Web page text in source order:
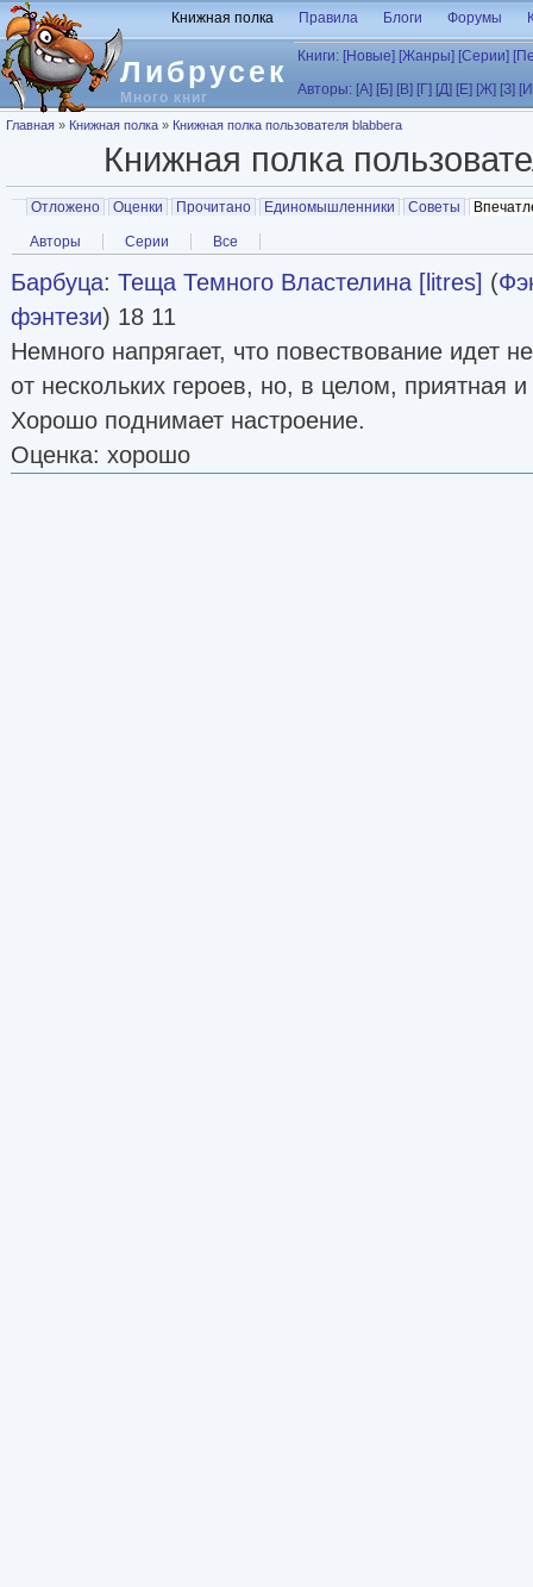
Перейти к основному содержанию
Либрусек
Много книг
Книжная полка Правила Блоги Форумы
Книги: [Новые] [Жанры] [Серии]
Авторы: [А] [Б] [В] [Г] [Д] [Е] [Ж] [З]
Вы здесь
Главная » Книжная полка » Книжная полка пользователя blabbera
Книжная полка
Главные вкладки
Отложено Оценки Прочитано Единомышленники Советы
Вторичные вкладки
Авторы Серии Все
Барбуца: Теща Темного Властелина [litres] (
фэнтези) 18 11
Немного напрягает, что повествование идет
от нескольких героев, но, в целом, приятная
Хорошо поднимает настроение.
Оценка: хорошо